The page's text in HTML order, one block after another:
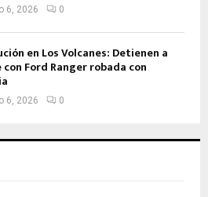
6, 2026 0
en Los Volcanes: Detienen a
con Ford Ranger robada con
6, 2026 0